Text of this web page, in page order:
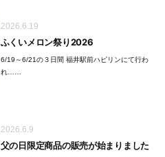
2026.6.19
ふくいメロン祭り2026
6/19～6/21の３日間 福井駅前ハピリンにて行わ
れ……
2026.6.9
父の日限定商品の販売が始まりました